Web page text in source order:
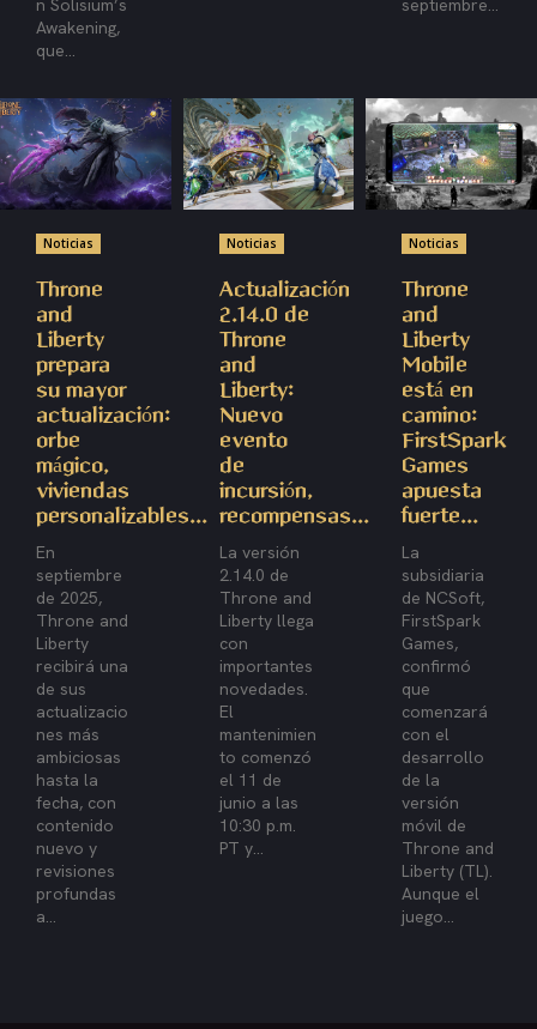
n Solisium’s
Awakening,
que...
septiembre...
Noticias
Throne
and
Liberty
prepara
su mayor
actualización:
orbe
mágico,
viviendas
personalizables...
En
septiembre
de 2025,
Throne and
Liberty
recibirá una
de sus
actualizacio
nes más
ambiciosas
hasta la
fecha, con
contenido
nuevo y
revisiones
profundas
a...
Noticias
Actualización
2.14.0 de
Throne
and
Liberty:
Nuevo
evento
de
incursión,
recompensas...
La versión
2.14.0 de
Throne and
Liberty llega
con
importantes
novedades.
El
mantenimien
to comenzó
el 11 de
junio a las
10:30 p.m.
PT y...
Noticias
Throne
and
Liberty
Mobile
está en
camino:
FirstSpark
Games
apuesta
fuerte...
La
subsidiaria
de NCSoft,
FirstSpark
Games,
confirmó
que
comenzará
con el
desarrollo
de la
versión
móvil de
Throne and
Liberty (TL).
Aunque el
juego...